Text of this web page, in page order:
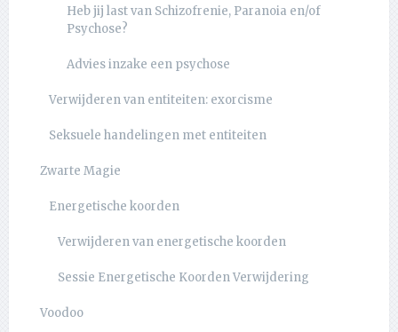
Heb jij last van Schizofrenie, Paranoia en/of
Psychose?
Advies inzake een psychose
Verwijderen van entiteiten: exorcisme
Seksuele handelingen met entiteiten
Zwarte Magie
Energetische koorden
Verwijderen van energetische koorden
Sessie Energetische Koorden Verwijdering
Voodoo